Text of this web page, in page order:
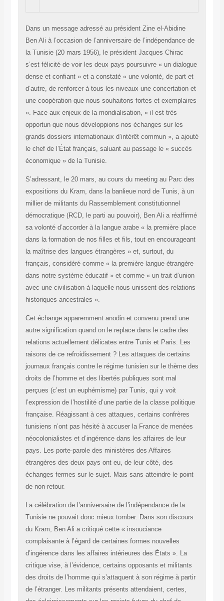
Dans un message adressé au président Zine el-Abidine
Ben Ali à l’occasion de l’anniversaire de l’indépendance de
la Tunisie (20 mars 1956), le président Jacques Chirac
s’est félicité de voir les deux pays poursuivre « un dialogue
dense et confiant » et a constaté « une volonté, de part et
d’autre, de renforcer à tous les niveaux une concertation et
une coopération que nous souhaitons fortes et exemplaires
». Face aux enjeux de la mondialisation, « il est très
opportun que nous développions nos échanges sur les
grands dossiers internationaux d’intérêt commun », a ajouté
le chef de l’État français, saluant au passage le « succès
économique » de la Tunisie.
S’adressant, le 20 mars, au cours du meeting au Parc des
expositions du Kram, dans la banlieue nord de Tunis, à un
millier de militants du Rassemblement constitutionnel
démocratique (RCD, le parti au pouvoir), Ben Ali a réaffirmé
sa volonté d’accorder à la langue arabe « la première place
dans la formation de nos filles et fils, tout en encourageant
la maîtrise des langues étrangères » et, surtout, du
français, considéré comme « la première langue étrangère
dans notre système éducatif » et comme « un trait d’union
avec une civilisation à laquelle nous unissent des relations
historiques ancestrales ».
Cet échange apparemment anodin et convenu prend une
autre signification quand on le replace dans le cadre des
relations actuellement délicates entre Tunis et Paris. Les
raisons de ce refroidissement ? Les attaques de certains
journaux français contre le régime tunisien sur le thème des
droits de l’homme et des libertés publiques sont mal
perçues (c’est un euphémisme) par Tunis, qui y voit
l’expression de l’hostilité d’une partie de la classe politique
française. Réagissant à ces attaques, certains confrères
tunisiens n’ont pas hésité à accuser la France de menées
néocolonialistes et d’ingérence dans les affaires de leur
pays. Les porte-parole des ministères des Affaires
étrangères des deux pays ont eu, de leur côté, des
échanges fermes sur le sujet. Mais sans atteindre le point
de non-retour.
La célébration de l’anniversaire de l’indépendance de la
Tunisie ne pouvait donc mieux tomber. Dans son discours
du Kram, Ben Ali a critiqué cette « insouciance
complaisante à l’égard de certaines formes nouvelles
d’ingérence dans les affaires intérieures des États ». La
critique vise, à l’évidence, certains opposants et militants
des droits de l’homme qui s’attaquent à son régime à partir
de l’étranger. Les militants présents attendaient, certes,